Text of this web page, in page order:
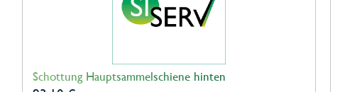
Schottung Hauptsammelschiene hinten